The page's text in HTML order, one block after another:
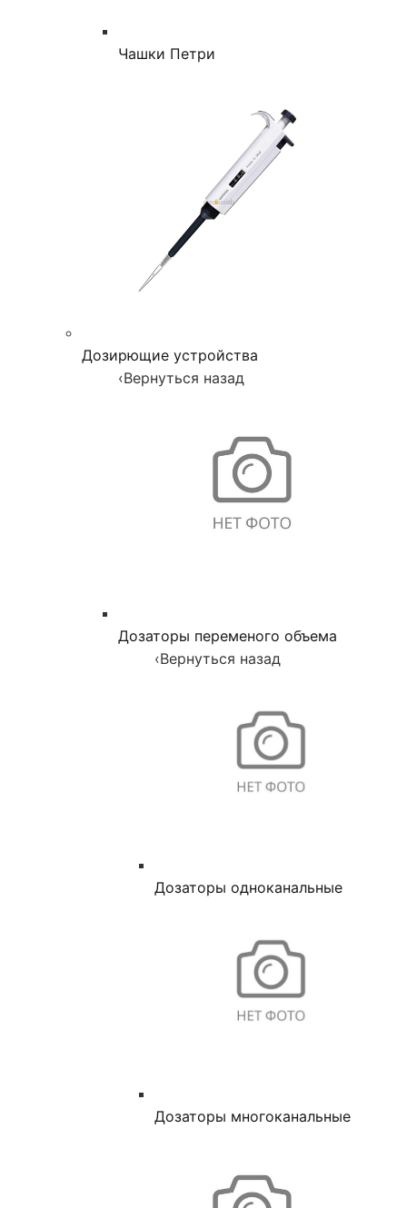
Чашки Петри
Дозирющие устройства
‹Вернуться назад
Дозаторы переменого объема
‹Вернуться назад
Дозаторы одноканальные
Дозаторы многоканальные